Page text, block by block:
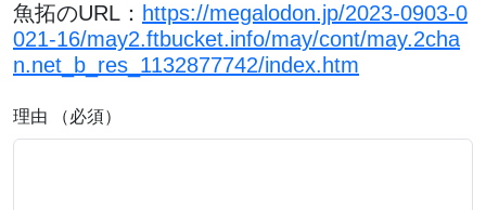
魚拓のURL： https://megalodon.jp/2023-0903-0
021-16/may2.ftbucket.info/may/cont/may.2cha
n.net_b_res_1132877742/index.htm
理由 （必須）